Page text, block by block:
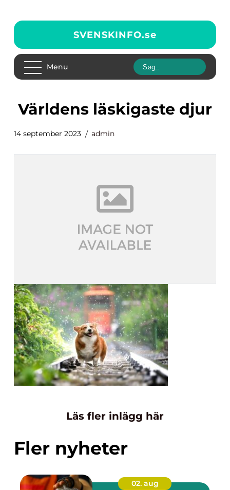
SVENSKINFO.se
Menu
världens läskigaste djur
14 september 2023 admin
Läs fler inlägg här
Fler nyheter
02. aug